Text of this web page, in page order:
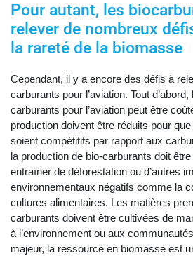
Pour autant, les
relever de nombreux
la rareté de la biomasse
Cependant, il y a encore des défis à
carburants pour l’aviation. Tout
carburants pour l’aviation peut être
production doivent être réduits pour
soient compétitifs par rapport aux
la production de bio-carburants doit
entraîner de déforestation ou d’autres
environnementaux négatifs comme la
cultures alimentaires. Les matières
carburants doivent être cultivées de
à l’environnement ou aux
majeur, la ressource en biomasse est